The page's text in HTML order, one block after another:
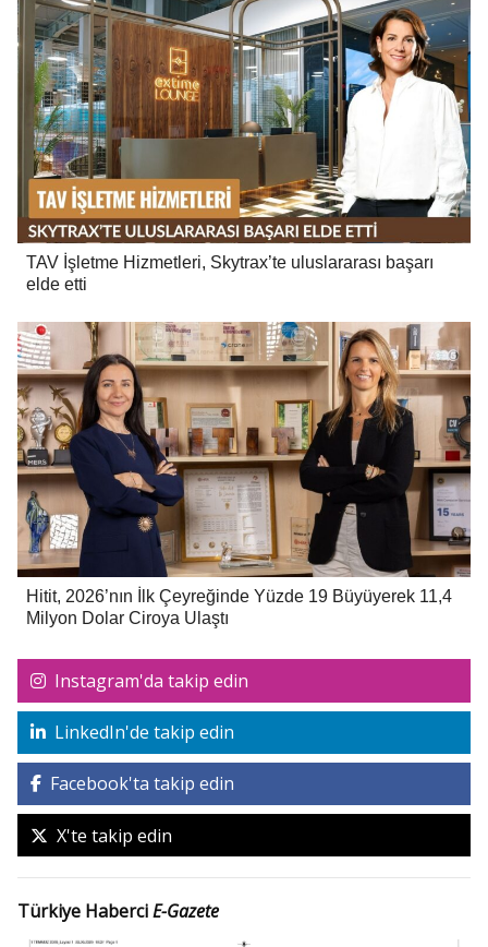
TAV İşletme Hizmetleri, Skytrax’te uluslararası başarı
elde etti
Hitit, 2026’nın İlk Çeyreğinde Yüzde 19 Büyüyerek 11,4
Milyon Dolar Ciroya Ulaştı
Instagram'da takip edin
LinkedIn'de takip edin
Facebook'ta takip edin
X'te takip edin
Türkiye HaberciE-Gazete